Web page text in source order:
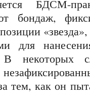
БДСМ-
бондаж,
«звезда»,
для
некоторых
тем, как он